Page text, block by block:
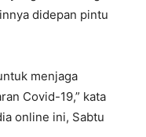
didepan pintu
menjaga
Covid-19,” kata
online ini, Sabtu